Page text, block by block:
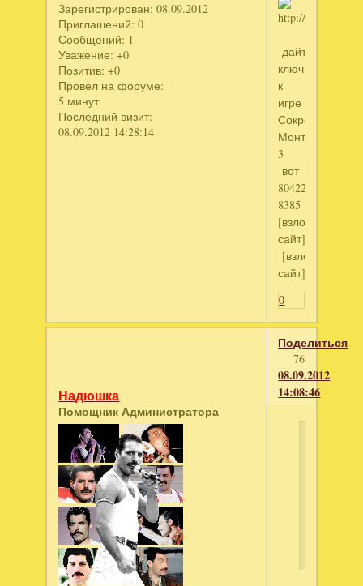
Зарегистрирован: 08.09.2012
Приглашений: 0
Сообщений: 1
Уважение: +0
Позитив: +0
Провел на форуме:
5 минут
Последний визит:
08.09.2012 14:28:14
дайте
ключик
к
игре
Сокровища
Монтесумы
3
вот
804226494
8385
[взломанный
сайт]
[взломанный
сайт]
0
Поделиться
76
08.09.2012
14:08:46
Надюшка
Помощник Администратора